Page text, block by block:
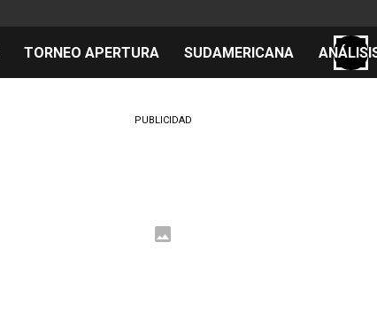
TORNEO APERTURA SUDAMERICANA
PUBLICIDAD